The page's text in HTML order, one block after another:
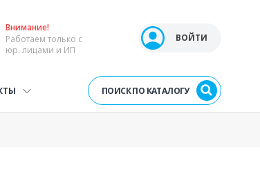
Внимание!
Работаем только с
юр. лицами и ИП
Open user menu
ВОЙТИ
ПОИСК ПО КАТАЛОГУ